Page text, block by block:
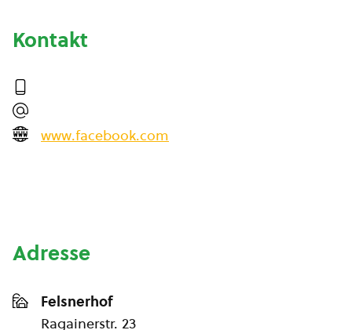
Kontakt
www.facebook.com
Adresse
Felsnerhof
Ragainerstr. 23